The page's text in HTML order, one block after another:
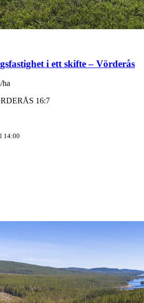
i ett skifte – Vörderås
ha
16:7
14:00